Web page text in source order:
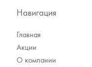
Навигация
Главная
Акции
О компании